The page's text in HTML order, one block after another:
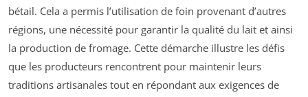
bétail. Cela a permis l’utilisation de foin provenant d’autres
régions, une nécessité pour garantir la qualité du lait et ainsi
la production de fromage. Cette démarche illustre les défis
que les producteurs rencontrent pour maintenir leurs
traditions artisanales tout en répondant aux exigences de